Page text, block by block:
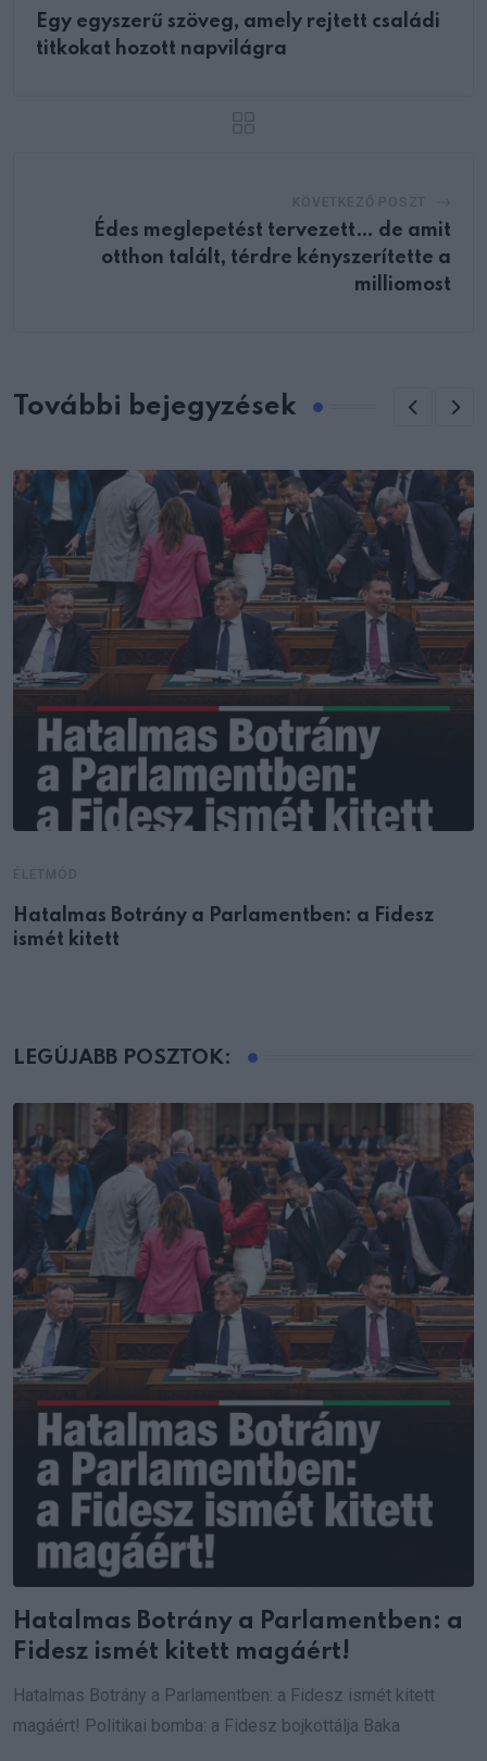
Egy egyszerű szöveg, amely rejtett családi
titkokat hozott napvilágra
Édes meglepetést tervezett… de amit
otthon talált, térdre kényszerítette a
milliomost
További bejegyzések
Hatalmas Botrány a Parlamentben: a Fidesz
ismét kitett
LEGÚJABB POSZTOK:
Hatalmas Botrány a Parlamentben: a
Fidesz ismét kitett magáért!
Hatalmas Botrány a Parlamentben: a Fidesz ismét kitett
magáért! Politikai bomba: a Fidesz bojkottálja Baka